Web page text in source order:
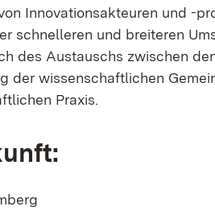
Innovationsakteuren und -
schnelleren und breiteren
des Austauschs zwischen
der wissenschaftlichen
Praxis.